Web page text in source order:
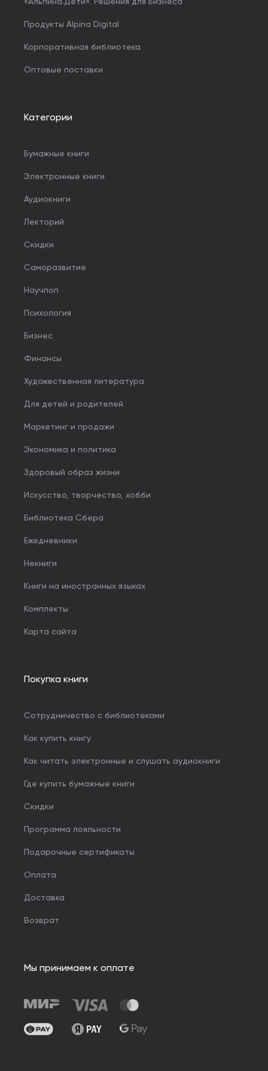
Продукты Alpina Digital
Корпоративная библиотека
Оптовые поставки
Категории
Бумажные книги
Электронные книги
Аудиокниги
Лекторий
Скидки
Саморазвитие
Научпоп
Психология
Бизнес
Финансы
Художественная литература
Для детей и родителей
Маркетинг и продажи
Экономика и политика
Здоровый образ жизни
Искусство, творчество, хобби
Библиотека Сбера
Ежедневники
Некниги
Книги на иностранных языках
Комплекты
Карта сайта
Покупка книги
Сотрудничество с библиотеками
Как купить книгу
Как читать электронные и слушать аудиокниги
Где купить бумажные книги
Скидки
Программа лояльности
Подарочные сертификаты
Оплата
Доставка
Возврат
Мы принимаем к оплате